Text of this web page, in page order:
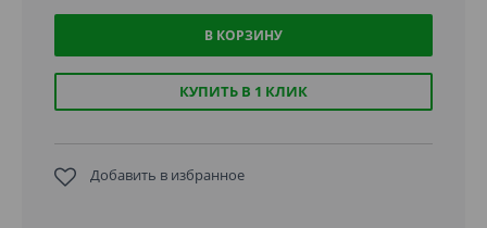
В КОРЗИНУ
КУПИТЬ В 1 КЛИК
Добавить в избранное